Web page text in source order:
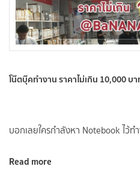
โน๊ตบุ๊คทำงาน ราคาไม่เกิน 10,000 บา
บอกเลยใครกำลังหา Notebook ไว้
Read more